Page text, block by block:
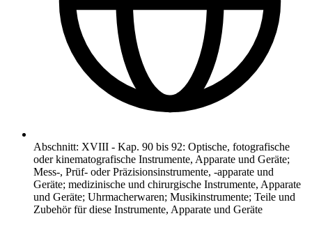
Abschnitt: XVIII - Kap. 90 bis 92: Optische, fotografische
oder kinematografische Instrumente, Apparate und Geräte;
Mess-, Prüf- oder Präzisionsinstrumente, -apparate und
Geräte; medizinische und chirurgische Instrumente, Apparate
und Geräte; Uhrmacherwaren; Musikinstrumente; Teile und
Zubehör für diese Instrumente, Apparate und Geräte